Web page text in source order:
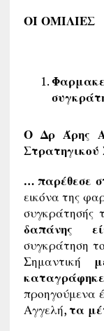
ΟΙ ΟΜΙΛΙΕΣ
Ο Δρ Άρης
… παρέθεσε
εικόνα της
συγκράτησής
δαπάνης
συγκράτηση
Σημαντική
προηγούμενα
Αγγελή,τα